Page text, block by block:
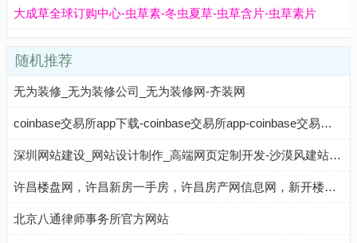
大成草全球订购中心-虫草素-冬虫夏草-虫草含片-虫草素片
随机推荐
无为装修_无为装修公司_无为装修网-齐装网
coinbase交易所app下载-coinbase交易所app-coinbase交易所官网
深圳网站建设_网站设计制作_高端网页定制开发-沙漠风建站公司
许昌楼盘网，许昌新房一手房，许昌房产网信息网，新开楼盘在售许昌楼盘信息 - 安居客
北京八通律师事务所官方网站